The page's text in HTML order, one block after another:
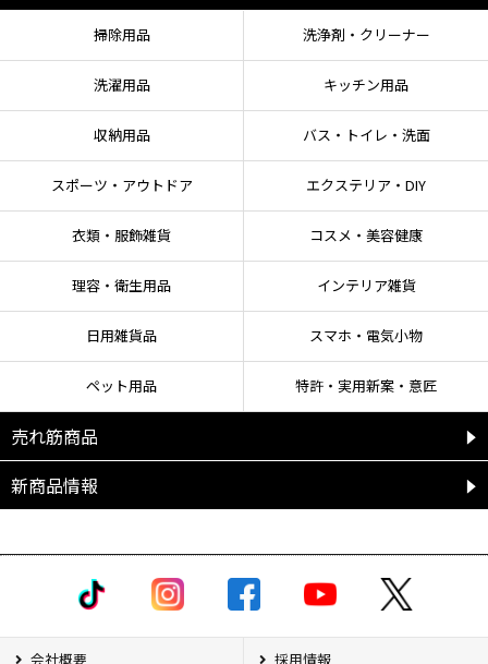
掃除用品 洗浄剤・クリーナー
洗濯用品 キッチン用品
収納用品 バス・トイレ・洗面
スポーツ・アウトドア エクステリア・DIY
衣類・服飾雑貨 コスメ・美容健康
理容・衛生用品 インテリア雑貨
日用雑貨品 スマホ・電気小物
ペット用品 特許・実用新案・意匠
売れ筋商品
新商品情報
会社概要 採用情報